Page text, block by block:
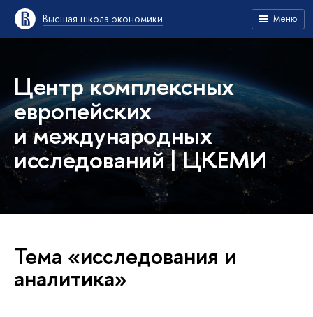
Высшая школа экономики Меню
Центр комплексных
европейских
и международных
исследований | ЦКЕМИ
Тема «исследования и
аналитика»